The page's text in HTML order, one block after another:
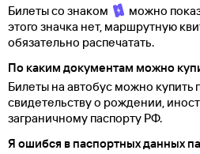
Билеты со знаком
можно
этого значка нет, маршрутную
обязательно распечатать.
По каким документам можно
Билеты на автобус можно купить
свидетельству о рождении,
заграничному паспорту РФ.
Я ошибся в паспортных данных